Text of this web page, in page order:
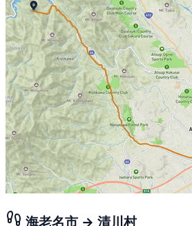
海老名市 → 清川村